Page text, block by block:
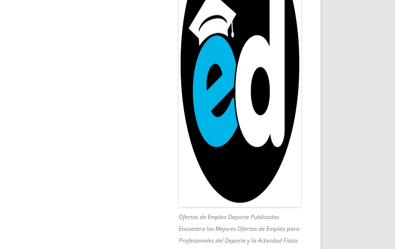
Ofertas de Empleo Deporte Publicadas
Encuentra las Mejores Ofertas de Empleo para
Profesionales del Deporte y la Actividad Física